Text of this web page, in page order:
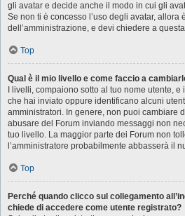
gli avatar e decide anche il modo in cui gli
Se non ti è concesso l’uso degli avatar, allora
dell’amministrazione, e devi chiedere a
Top
Qual è il mio livello e come faccio a
I livelli, compaiono sotto al tuo nome utente,
che hai inviato oppure identificano alcuni
amministratori. In genere, non puoi cambiare
abusare del Forum inviando messaggi non
tuo livello. La maggior parte dei Forum non
l’amministratore probabilmente abbasserà il
Top
Perché quando clicco sul collegamento
chiede di accedere come utente registrato?